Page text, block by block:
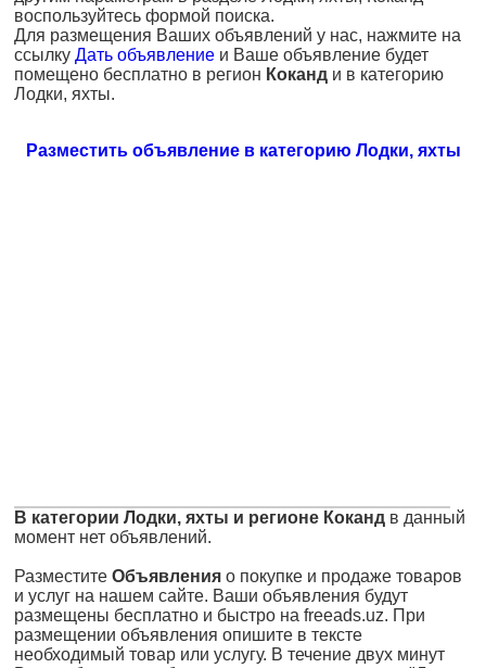
воспользуйтесь формой поиска.
Для размещения Ваших объявлений у нас, нажмите на
ссылку Дать объявление и Ваше объявление будет
помещено бесплатно в регион Коканд и в категорию
Лодки, яхты.
Разместить объявление в категорию Лодки, яхты
В категории Лодки, яхты и регионе Коканд в данный
момент нет объявлений.
Разместите Объявления о покупке и продаже товаров
и услуг на нашем сайте. Ваши объявления будут
размещены бесплатно и быстро на freeads.uz. При
размещении объявления опишите в тексте
необходимый товар или услугу. В течение двух минут